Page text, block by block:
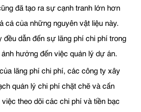
đã tạo ra sự cạnh tranh lớn hơn
cả của những nguyên vật liệu này.
đều dẫn đến sự lãng phí chi phí trong
hưởng đến việc quản lý dự án.
lãng phí chi phí, các công ty xây
quản lý chi phí chặt chẽ và cẩn
theo dõi các chi phí và tiền bạc